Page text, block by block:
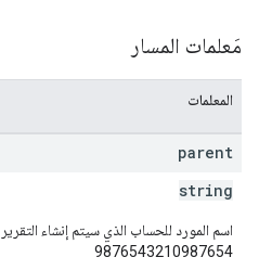
مَعلمات المسار
المعلمات
parent
string
9876543210987654